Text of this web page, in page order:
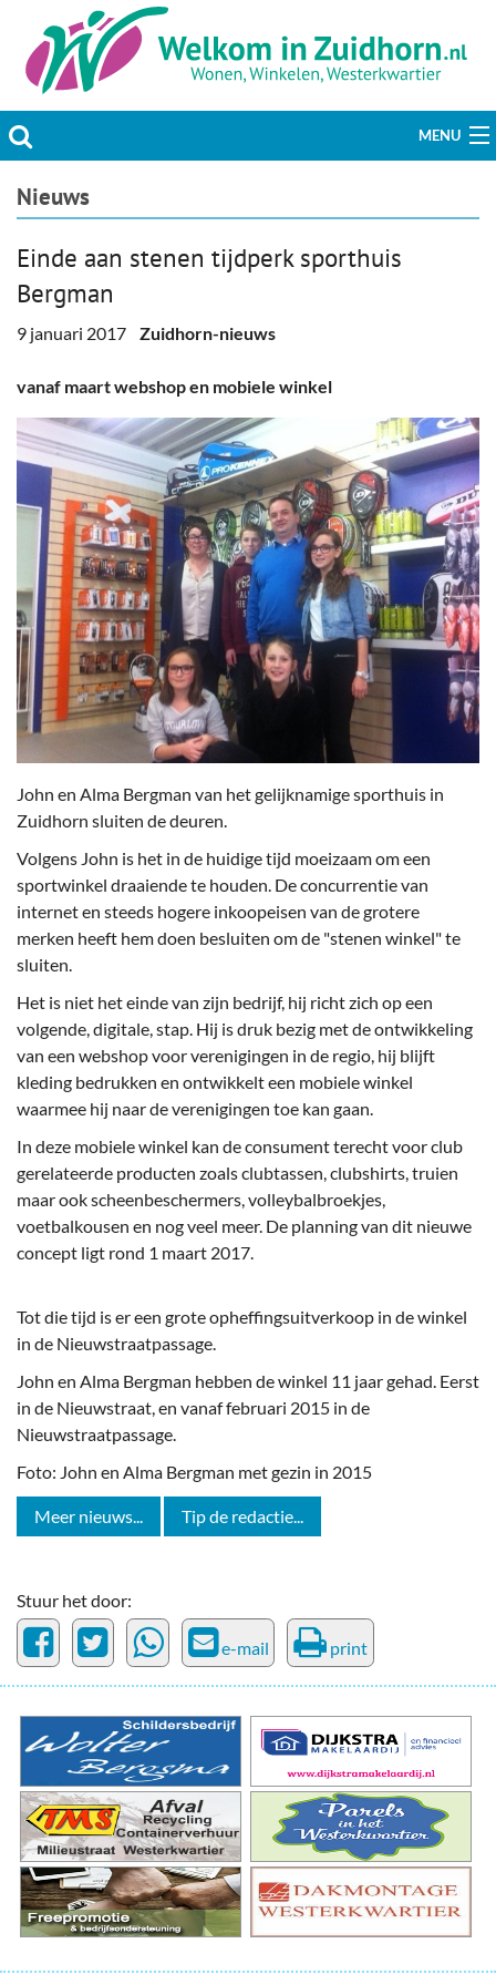
MENU
Actueel
Welzijn & Maatschappij
Bedrijven
Prikbord & Aanbiedingen
Plaats bericht
Nieuws
Einde aan stenen tijdperk sporthuis
Bergman
9 januari 2017 Zuidhorn-nieuws
vanaf maart webshop en mobiele winkel
John en Alma Bergman van het gelijknamige sporthuis in
Zuidhorn sluiten de deuren.
Volgens John is het in de huidige tijd moeizaam om een
sportwinkel draaiende te houden. De concurrentie van
internet en steeds hogere inkoopeisen van de grotere
merken heeft hem doen besluiten om de "stenen winkel" te
sluiten.
Het is niet het einde van zijn bedrijf, hij richt zich op een
volgende, digitale, stap. Hij is druk bezig met de ontwikkeling
van een webshop voor verenigingen in de regio, hij blijft
kleding bedrukken en ontwikkelt een mobiele winkel
waarmee hij naar de verenigingen toe kan gaan.
In deze mobiele winkel kan de consument terecht voor club
gerelateerde producten zoals clubtassen, clubshirts, truien
maar ook scheenbeschermers, volleybalbroekjes,
voetbalkousen en nog veel meer. De planning van dit nieuwe
concept ligt rond 1 maart 2017.
Tot die tijd is er een grote opheffingsuitverkoop in de winkel
in de Nieuwstraatpassage.
John en Alma Bergman hebben de winkel 11 jaar gehad. Eerst
in de Nieuwstraat, en vanaf februari 2015 in de
Nieuwstraatpassage.
Foto: John en Alma Bergman met gezin in 2015
Meer nieuws... Tip de redactie...
Stuur het door:
e-mail print